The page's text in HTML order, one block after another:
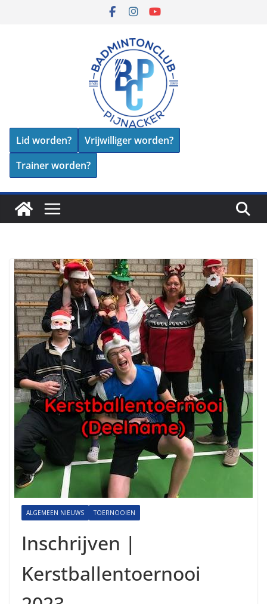
Lid worden?
Vrijwilliger worden?
Trainer worden?
ALGEMEEN NIEUWS TOERNOOIEN
Inschrijven |
Kerstballentoernooi